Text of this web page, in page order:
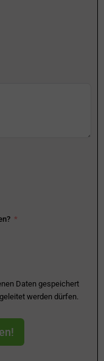
Daten gespeichert
werden dürfen.